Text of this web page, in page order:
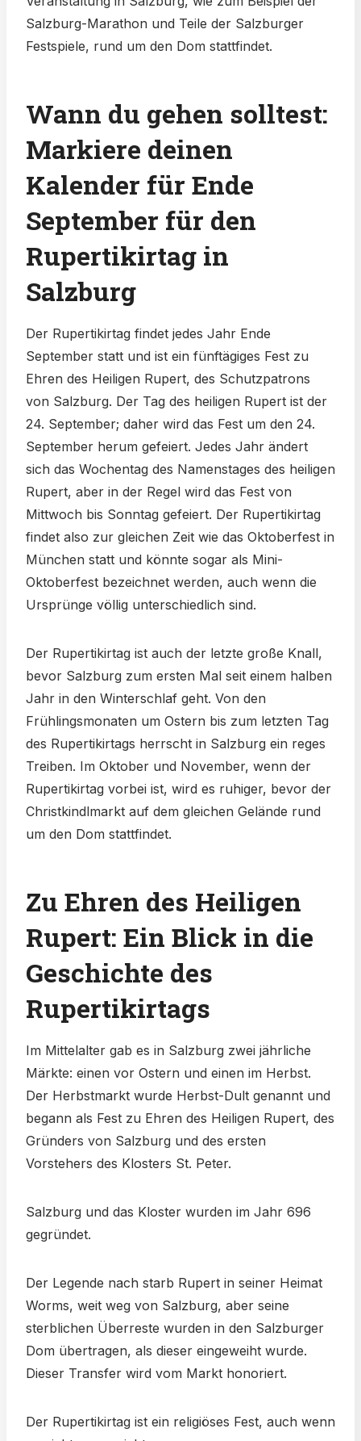
Salzburg-Marathon und Teile der Salzburger
Festspiele, rund um den Dom stattfindet.
Wann du gehen solltest:
Markiere deinen
Kalender für Ende
September für den
Rupertikirtag in
Salzburg
Der Rupertikirtag findet jedes Jahr Ende
September statt und ist ein fünftägiges Fest zu
Ehren des Heiligen Rupert, des Schutzpatrons
von Salzburg. Der Tag des heiligen Rupert ist der
24. September; daher wird das Fest um den 24.
September herum gefeiert. Jedes Jahr ändert
sich das Wochentag des Namenstages des heiligen
Rupert, aber in der Regel wird das Fest von
Mittwoch bis Sonntag gefeiert. Der Rupertikirtag
findet also zur gleichen Zeit wie das Oktoberfest in
München statt und könnte sogar als Mini-
Oktoberfest bezeichnet werden, auch wenn die
Ursprünge völlig unterschiedlich sind.
Der Rupertikirtag ist auch der letzte große Knall,
bevor Salzburg zum ersten Mal seit einem halben
Jahr in den Winterschlaf geht. Von den
Frühlingsmonaten um Ostern bis zum letzten Tag
des Rupertikirtags herrscht in Salzburg ein reges
Treiben. Im Oktober und November, wenn der
Rupertikirtag vorbei ist, wird es ruhiger, bevor der
Christkindlmarkt auf dem gleichen Gelände rund
um den Dom stattfindet.
Zu Ehren des Heiligen
Rupert: Ein Blick in die
Geschichte des
Rupertikirtags
Im Mittelalter gab es in Salzburg zwei jährliche
Märkte: einen vor Ostern und einen im Herbst.
Der Herbstmarkt wurde Herbst-Dult genannt und
begann als Fest zu Ehren des Heiligen Rupert, des
Gründers von Salzburg und des ersten
Vorstehers des Klosters St. Peter.
Salzburg und das Kloster wurden im Jahr 696
gegründet.
Der Legende nach starb Rupert in seiner Heimat
Worms, weit weg von Salzburg, aber seine
sterblichen Überreste wurden in den Salzburger
Dom übertragen, als dieser eingeweiht wurde.
Dieser Transfer wird vom Markt honoriert.
Der Rupertikirtag ist ein religiöses Fest, auch wenn